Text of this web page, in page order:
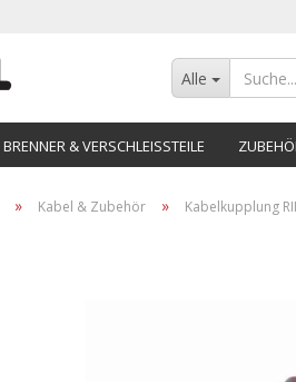
Alle
BRENNER & VERSCHLEISSTEILE
» Kabel & Zubehör » Kabelkupplung